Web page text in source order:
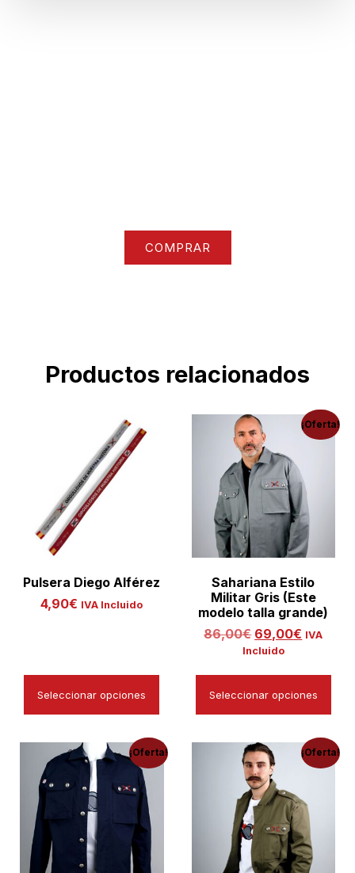
COMPRAR
Productos relacionados
Pulsera Diego Alférez
4,90€ IVA Incluido
Seleccionar opciones
¡Oferta!
Sahariana Estilo
Militar Gris (Este
modelo talla grande)
86,00€ 69,00€ IVA
Incluido
Seleccionar opciones
¡Oferta! ¡Oferta!